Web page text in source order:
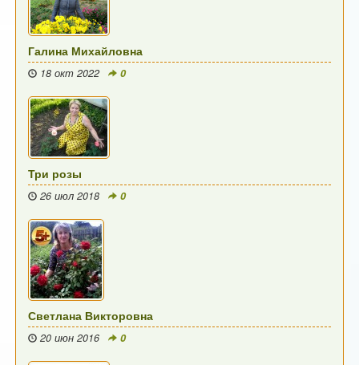
Галина Михайловна
18 окт 2022 0
Три розы
26 июл 2018 0
Светлана Викторовна
20 июн 2016 0